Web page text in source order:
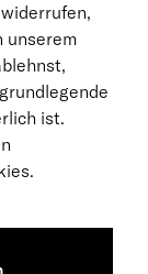
unserem
ist.